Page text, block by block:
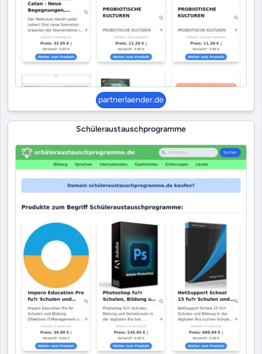
partnerlaender.de
Schüleraustauschprogramme